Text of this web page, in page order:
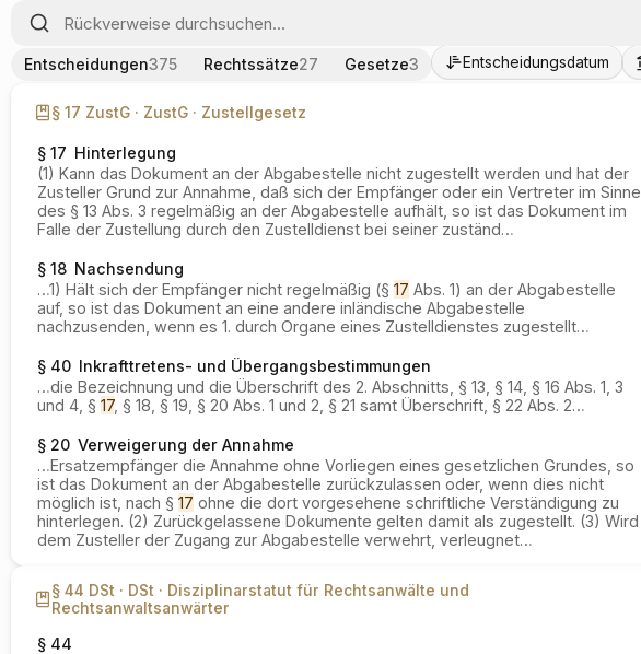
Entscheidungen375 Rechtssätze27 Gesetze3 Entscheidungsdatum
§ 17 ZustG · ZustG · Zustellgesetz
§ 17 Hinterlegung
(1) Kann das Dokument an der Abgabestelle nicht zugestellt werden und hat der
Zusteller Grund zur Annahme, daß sich der Empfänger oder ein Vertreter im Sinne
des § 13 Abs. 3 regelmäßig an der Abgabestelle aufhält, so ist das Dokument im
Falle der Zustellung durch den Zustelldienst bei seiner zuständ…
§ 18 Nachsendung
…1) Hält sich der Empfänger nicht regelmäßig (§ 17 Abs. 1) an der Abgabestelle
auf, so ist das Dokument an eine andere inländische Abgabestelle
nachzusenden, wenn es 1. durch Organe eines Zustelldienstes zugestellt…
§ 40 Inkrafttretens- und Übergangsbestimmungen
…die Bezeichnung und die Überschrift des 2. Abschnitts, § 13, § 14, § 16 Abs. 1, 3
und 4, § 17, § 18, § 19, § 20 Abs. 1 und 2, § 21 samt Überschrift, § 22 Abs. 2…
§ 20 Verweigerung der Annahme
…Ersatzempfänger die Annahme ohne Vorliegen eines gesetzlichen Grundes, so
ist das Dokument an der Abgabestelle zurückzulassen oder, wenn dies nicht
möglich ist, nach § 17 ohne die dort vorgesehene schriftliche Verständigung zu
hinterlegen. (2) Zurückgelassene Dokumente gelten damit als zugestellt. (3) Wird
dem Zusteller der Zugang zur Abgabestelle verwehrt, verleugnet…
§ 44 DSt · DSt · Disziplinarstatut für Rechtsanwälte und
Rechtsanwaltsanwärter
§ 44